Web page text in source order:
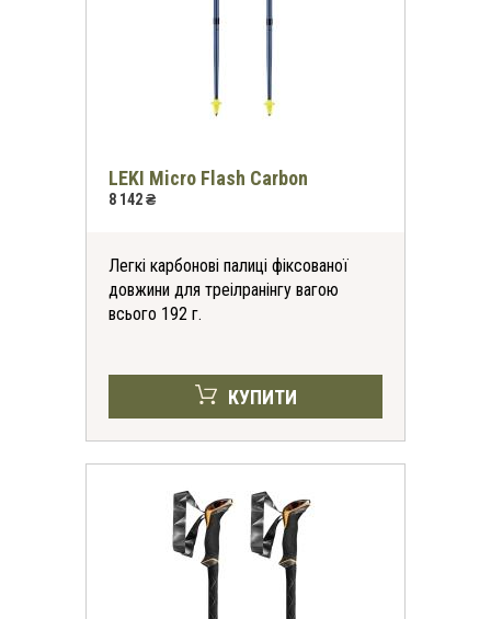
LEKI Micro Flash Carbon
8 142 ₴
Легкі карбонові палиці фіксованої
довжини для треілранінгу вагою
всього 192 г.
КУПИТИ